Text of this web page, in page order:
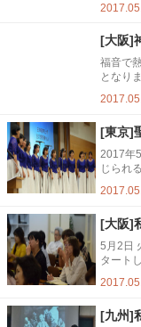
が披露
ゼント
男女混
響きま
[大阪]
福音で
となり
われま
ソン ム
章の御
入った
す。こ
[東京]
2017年
じられ
れまし
日間の
ち 「
で開か
アンサ
[大阪]
5月2日
タート
喜びニ
行われ
章の38
[九州]